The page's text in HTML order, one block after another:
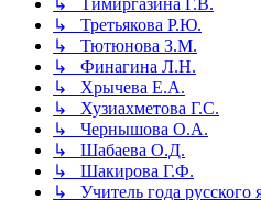
↳ Тимиргазина Г.В.
↳ Третьякова Р.Ю.
↳ Тютюнова З.М.
↳ Финагина Л.Н.
↳ Хрычева Е.А.
↳ Хузиахметова Г.С.
↳ Чернышова О.А.
↳ Шабаева О.Д.
↳ Шакирова Г.Ф.
↳ Учитель года русского